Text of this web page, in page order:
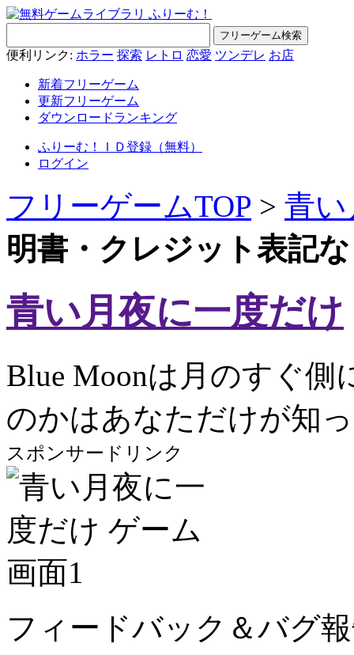
便利リンク: ホラー 探索 レトロ 恋愛 ツンデレ お店
新着フリーゲーム
更新フリーゲーム
ダウンロードランキング
ふりーむ！ＩＤ登録（無料）
ログイン
フリーゲームTOP > 青
明書・クレジット表記
青い月夜に一度だけ
Blue Moonは月のすぐ
のかはあなただけが知
スポンサードリンク
フィードバック＆バグ